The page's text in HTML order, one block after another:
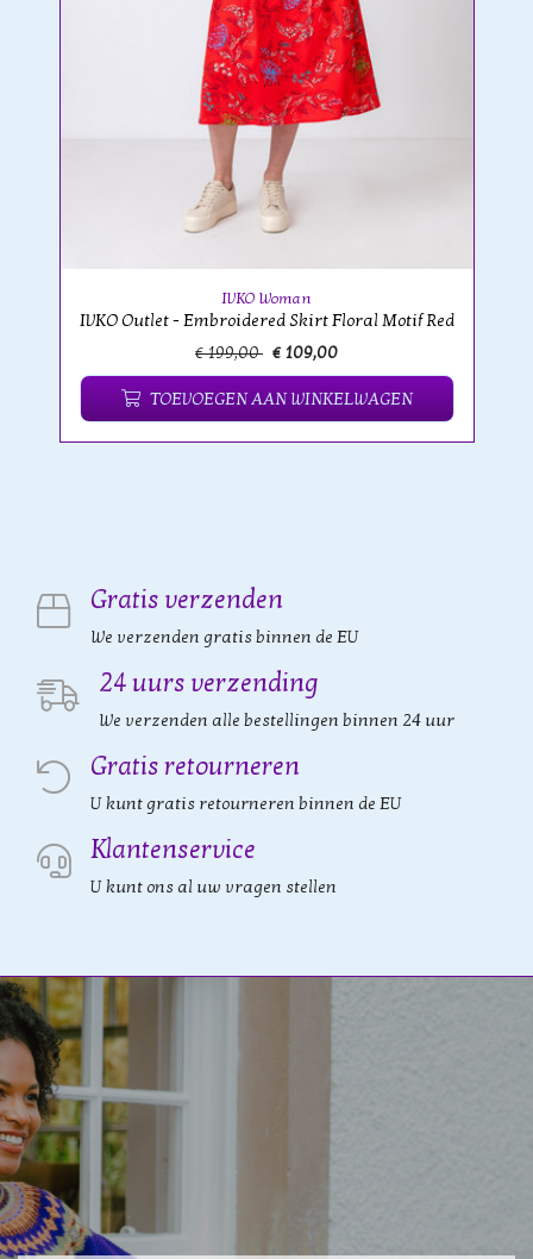
IVKO Woman
IVKO Outlet - Embroidered Skirt Floral Motif Red
€ 199,00 € 109,00
TOEVOEGEN AAN WINKELWAGEN
Gratis verzenden
We verzenden gratis binnen de EU
24 uurs verzending
We verzenden alle bestellingen binnen 24 uur
Gratis retourneren
U kunt gratis retourneren binnen de EU
Klantenservice
U kunt ons al uw vragen stellen